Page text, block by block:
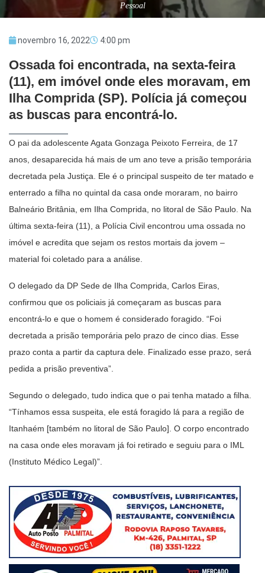
Pessoal
novembro 16, 2022 4:00 pm
Ossada foi encontrada, na sexta-feira
(11), em imóvel onde eles moravam, em
Ilha Comprida (SP). Polícia já começou
as buscas para encontrá-lo.
O pai da adolescente Agata Gonzaga Peixoto Ferreira, de 17
anos, desaparecida há mais de um ano teve a prisão temporária
decretada pela Justiça. Ele é o principal suspeito de ter matado e
enterrado a filha no quintal da casa onde moraram, no bairro
Balneário Britânia, em Ilha Comprida, no litoral de São Paulo. Na
última sexta-feira (11), a Polícia Civil encontrou uma ossada no
imóvel e acredita que sejam os restos mortais da jovem –
material foi coletado para a análise.
O delegado da DP Sede de Ilha Comprida, Carlos Eiras,
confirmou que os policiais já começaram as buscas para
encontrá-lo e que o homem é considerado foragido. “Foi
decretada a prisão temporária pelo prazo de cinco dias. Esse
prazo conta a partir da captura dele. Finalizado esse prazo, será
pedida a prisão preventiva”.
Segundo o delegado, tudo indica que o pai tenha matado a filha.
“Tínhamos essa suspeita, ele está foragido lá para a região de
Itanhaém [também no litoral de São Paulo]. O corpo encontrado
na casa onde eles moravam já foi retirado e seguiu para o IML
(Instituto Médico Legal)”.